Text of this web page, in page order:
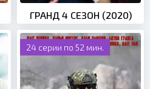
ГРАНД 4 СЕЗОН (2020)
24 серии по 52 мин.